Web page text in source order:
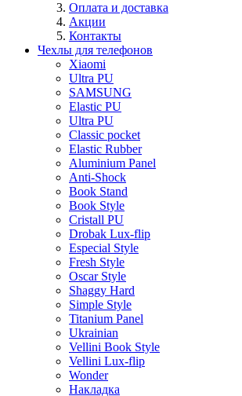
Оплата и доставка
Акции
Контакты
Чехлы для телефонов
Xiaomi
Ultra PU
SAMSUNG
Elastic PU
Ultra PU
Classic pocket
Elastic Rubber
Aluminium Panel
Anti-Shock
Book Stand
Book Style
Cristall PU
Drobak Lux-flip
Especial Style
Fresh Style
Oscar Style
Shaggy Hard
Simple Style
Titanium Panel
Ukrainian
Vellini Book Style
Vellini Lux-flip
Wonder
Накладка